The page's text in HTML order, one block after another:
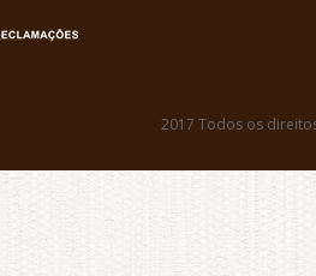
2017 Todos os